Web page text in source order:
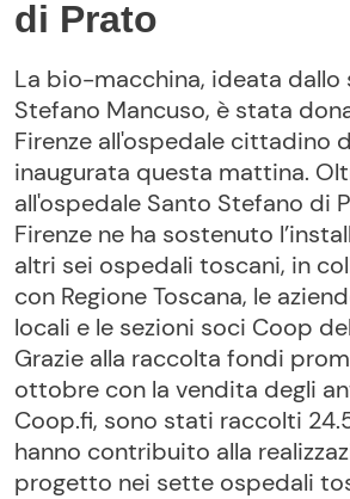
di Prato
La bio-macchina, ideata dallo
Stefano Mancuso, è stata
Firenze all'ospedale cittadino
inaugurata questa mattina.
all'ospedale Santo Stefano di
Firenze ne ha sostenuto
altri sei ospedali toscani, in
con Regione Toscana, le
locali e le sezioni soci Coop
Grazie alla raccolta fondi
ottobre con la vendita degli
Coop.fi, sono stati raccolti
hanno contribuito alla
progetto nei sette ospedali